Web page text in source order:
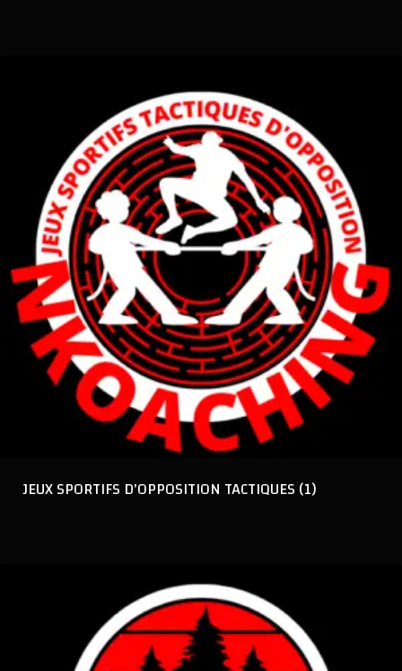
JEUX SPORTIFS D'OPPOSITION TACTIQUES(1)